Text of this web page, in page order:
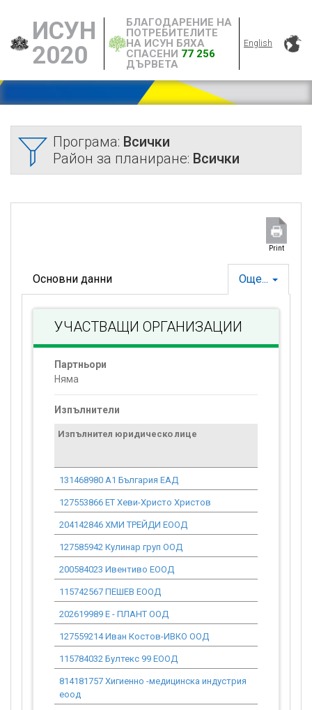
ИСУН
2020
БЛАГОДАРЕНИЕ НА
ПОТРЕБИТЕЛИТЕ
НА ИСУН БЯХА
СПАСЕНИ 77 256
ДЪРВЕТА
English
Програма: Всички
Район за планиране: Всички
Print
Още...
Основни данни
УЧАСТВАЩИ ОРГАНИЗАЦИИ
Партньори
Няма
Изпълнители
Изпълнител юридическо лице
131468980 А1 България ЕАД
127553866 ЕТ Хеви-Христо Христов
204142846 ХМИ ТРЕЙДИ ЕООД
127585942 Кулинар груп ООД
200584023 Ивентиво ЕООД
115742567 ПЕШЕВ ЕООД
202619989 Е - ПЛАНТ ООД
127559214 Иван Костов-ИВКО ООД
115784032 Бултекс 99 ЕООД
814181757 Хигиенно -медицинска индустрия
еоод